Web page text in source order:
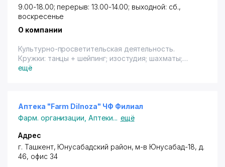
9.00-18.00; перерыв: 13.00-14.00; выходной: сб.,
воскресенье
О компании
Культурно-просветительская деятельность.
Кружки: танцы + шейпинг; изостудия; шахматы;
шашки; обучение игре на фортепиано;
Организация концертов и других мероприятий.
ещё
Аптека "Farm Dilnoza" ЧФ Филиал
Фарм. организации ,Аптеки... ещё
Адрес
г. Ташкент, Юнусабадский район, м-в Юнусабад-18, д.
46, офис 34